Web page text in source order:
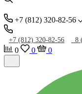
+7 (812) 320-82-56
+7 (812) 320-82-56 8
0 0 0